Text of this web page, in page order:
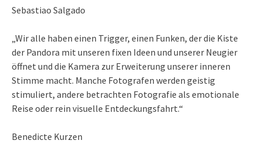
Sebastiao Salgado
„Wir alle haben einen Trigger, einen Funken, der die Kiste
der Pandora mit unseren fixen Ideen und unserer Neugier
öffnet und die Kamera zur Erweiterung unserer inneren
Stimme macht. Manche Fotografen werden geistig
stimuliert, andere betrachten Fotografie als emotionale
Reise oder rein visuelle Entdeckungsfahrt.“
Benedicte Kurzen